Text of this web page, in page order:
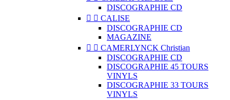
DISCOGRAPHIE CD
  CALISE
DISCOGRAPHIE CD
MAGAZINE
  CAMERLYNCK Christian
DISCOGRAPHIE CD
DISCOGRAPHIE 45 TOURS
VINYLS
DISCOGRAPHIE 33 TOURS
VINYLS